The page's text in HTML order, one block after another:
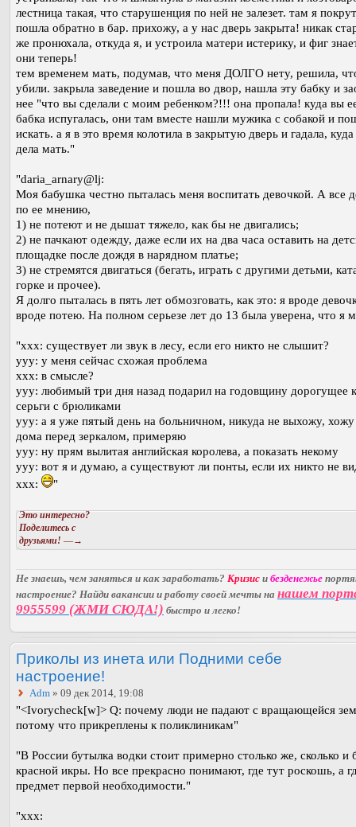
лестница такая, что старушенция по ней не залезет. там я
пошла обратно в бар. прихожу, а у нас дверь закрыта! никак
же пронюхала, откуда я, и устроила матери истерику, и фиг
они теперь!
тем временем мать, подумав, что меня ДОЛГО нету, решила,
убили. закрыла заведение и пошла во двор, нашла эту бабку и
нее "что вы сделали с моим ребенком?!!! она пропала! куда вы
бабка испугалась, они там вместе нашли мужика с собакой и
искать. а я в это время колотила в закрытую дверь и гадала,
дела мать."
"daria_arnary@lj:
Моя бабушка честно пыталась меня воспитать девочкой. А все
по ее мнению,
1) не потеют и не дышат тяжело, как бы не двигались;
2) не пачкают одежду, даже если их на два часа оставить на
площадке после дождя в нарядном платье;
3) не стремятся двигаться (бегать, играть с другими детьми,
горке и прочее).
Я долго пыталась в пять лет обмозговать, как это: я вроде
вроде потею. На полном серьезе лет до 13 была уверена, что я
"ххх: существует ли звук в лесу, если его никто не слышит?
ууу: у меня сейчас схожая проблема
ххх: в смысле?
ууу: любимый три дня назад подарил на годовщину дорогущее
серьги с брюликами
ууу: а я уже пятый день на больничном, никуда не выхожу, хожу
дома перед зеркалом, примеряю
ууу: ну прям вылитая английская королева, а показать некому
ууу: вот я и думаю, а существуют ли понты, если их никто не
ххх:
"
Это интересно?
Поделитесь с
друзьями! —→
Не знаешь, чем заняться и как заработать? Кризис и безденежье
настроение? Найди вакансии и работу своей мечты на нашем
9955599 (ЖМИ СЮДА!) быстро и легко!
Приколы из инета или Подними себе
настроение!
Adm » 09 дек 2014, 19:08
"<Ivorycheck[w]> Q: почему люди не падают с вращающейся
потому что прикреплены к поликлиникам"
"В России бутылка водки стоит примерно столько же, сколько и
красной икры. Но все прекрасно понимают, где тут роскошь, а
предмет первой необходимости."
"xxx: